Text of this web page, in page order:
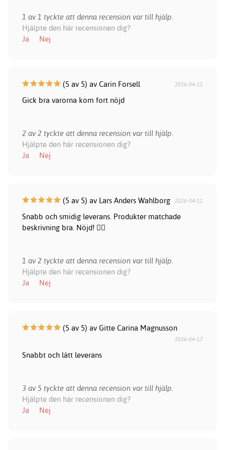
1 av 1 tyckte att denna recension var till hjälp.
Hjälpte den här recensionen dig?
Ja
Nej
(5 av 5) av Carin Forsell 2026-04-11
Gick bra varorna kom fort nöjd
2 av 2 tyckte att denna recension var till hjälp.
Hjälpte den här recensionen dig?
Ja
Nej
(5 av 5) av Lars Anders Wahlborg 2026-04-11
Snabb och smidig leverans. Produkter matchade
beskrivning bra. Nöjd! 👍🏻
1 av 2 tyckte att denna recension var till hjälp.
Hjälpte den här recensionen dig?
Ja
Nej
(5 av 5) av Gitte Carina Magnusson
2026-04-17
Snabbt och lätt leverans
3 av 5 tyckte att denna recension var till hjälp.
Hjälpte den här recensionen dig?
Ja
Nej